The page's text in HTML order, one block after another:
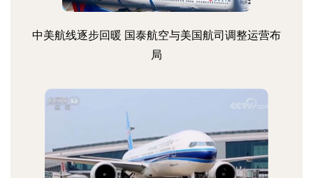
中美航线逐步回暖 国泰航空与美国航司调整运营布
局